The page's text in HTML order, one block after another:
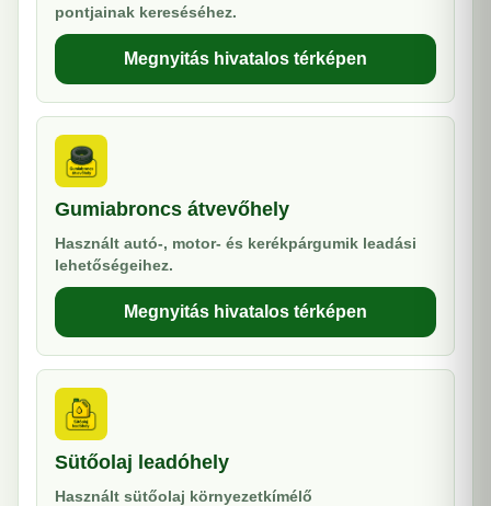
pontjainak kereséséhez.
Megnyitás hivatalos térképen
Gumiabroncs átvevőhely
Használt autó-, motor- és kerékpárgumik leadási
lehetőségeihez.
Megnyitás hivatalos térképen
Sütőolaj leadóhely
Használt sütőolaj környezetkímélő